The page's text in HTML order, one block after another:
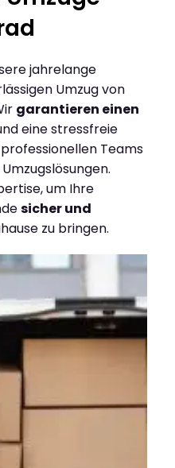
jahrelange
Umzug von
garantieren einen
eine stressfreie
Teams
um Ihre
sicher und
zu bringen.